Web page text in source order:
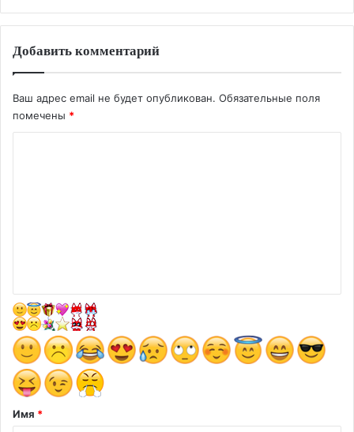
Добавить комментарий
Ваш адрес email не будет опубликован. Обязательные поля
помечены *
а
р
и
й
Имя *